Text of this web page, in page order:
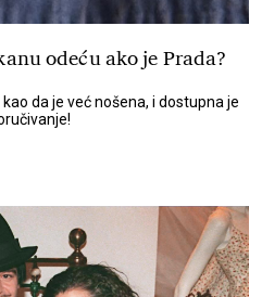
odeću ako je Prada?
da je već nošena, i dostupna je